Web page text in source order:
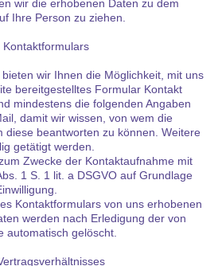
wir die erhobenen Daten zu dem
Ihre Person zu ziehen.
wir Ihnen die Möglichkeit, mit uns
bereitgestelltes Formular Kontakt
mindestens die folgenden Angaben
damit wir wissen, von wem die
diese beantworten zu können. Weitere
getätigt werden.
Zwecke der Kontaktaufnahme mit
1 S. 1 lit. a DSGVO auf Grundlage
Kontaktformulars von uns erhobenen
werden nach Erledigung der von
automatisch gelöscht.